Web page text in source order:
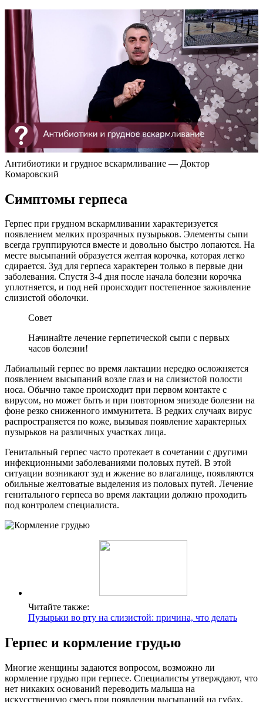
Антибиотики и грудное вскармливание — Доктор
Комаровский
Симптомы герпеса
Герпес при грудном вскармливании характеризуется
появлением мелких прозрачных пузырьков. Элементы сыпи
всегда группируются вместе и довольно быстро лопаются. На
месте высыпаний образуется желтая корочка, которая легко
сдирается. Зуд для герпеса характерен только в первые дни
заболевания. Спустя 3-4 дня после начала болезни корочка
уплотняется, и под ней происходит постепенное заживление
слизистой оболочки.
Совет
Начинайте лечение герпетической сыпи с первых
часов болезни!
Лабиальный герпес во время лактации нередко осложняется
появлением высыпаний возле глаз и на слизистой полости
носа. Обычно такое происходит при первом контакте с
вирусом, но может быть и при повторном эпизоде болезни на
фоне резко сниженного иммунитета. В редких случаях вирус
распространяется по коже, вызывая появление характерных
пузырьков на различных участках лица.
Генитальный герпес часто протекает в сочетании с другими
инфекционными заболеваниями половых путей. В этой
ситуации возникают зуд и жжение во влагалище, появляются
обильные желтоватые выделения из половых путей. Лечение
генитального герпеса во время лактации должно проходить
под контролем специалиста.
Читайте также:
Пузырьки во рту на слизистой: причина, что делать
Герпес и кормление грудью
Многие женщины задаются вопросом, возможно ли
кормление грудью при герпесе. Специалисты утверждают, что
нет никаких оснований переводить малыша на
искусственную смесь при появлении высыпаний на губах.